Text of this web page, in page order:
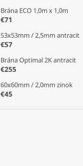
Brána ECO 1,0m x 1,0m
€71
53x53mm / 2,5mm antracit
€57
Brána Optimal 2K antracit
€255
60x60mm / 2,0mm zinok
€45